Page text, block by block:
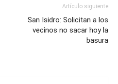
Artículo siguiente
San Isidro: Solicitan a los
vecinos no sacar hoy la
basura